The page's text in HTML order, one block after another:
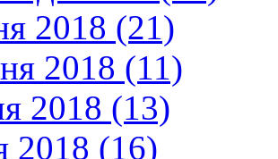
2018 (21)
2018 (11)
2018 (13)
2018 (16)